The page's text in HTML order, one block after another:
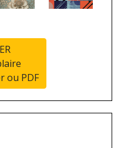
ou PDF